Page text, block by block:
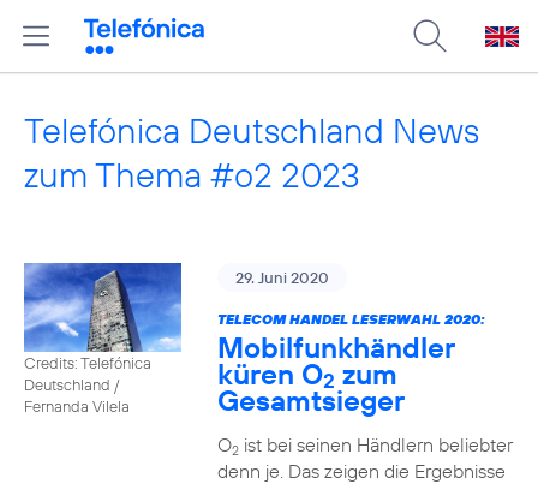
Telefónica Deutschland News
zum Thema #o2 2023
Credits: Telefónica
Deutschland /
Fernanda Vilela
29. Juni 2020
TELECOM HANDEL LESERWAHL 2020:
Mobilfunkhändler
küren O2 zum
Gesamtsieger
O2ist bei seinen Händlern beliebter
denn je. Das zeigen die Ergebnisse